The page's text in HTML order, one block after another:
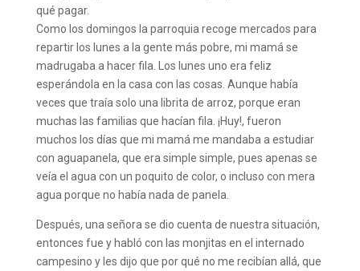
qué pagar.
Como los domingos la parroquia recoge mercados para
repartir los lunes a la gente más pobre, mi mamá se
madrugaba a hacer fila. Los lunes uno era feliz
esperándola en la casa con las cosas. Aunque había
veces que traía solo una librita de arroz, porque eran
muchas las familias que hacían fila. ¡Huy!, fueron
muchos los días que mi mamá me mandaba a estudiar
con aguapanela, que era simple simple, pues apenas se
veía el agua con un poquito de color, o incluso con mera
agua porque no había nada de panela.
Después, una señora se dio cuenta de nuestra situación,
entonces fue y habló con las monjitas en el internado
campesino y les dijo que por qué no me recibían allá, que